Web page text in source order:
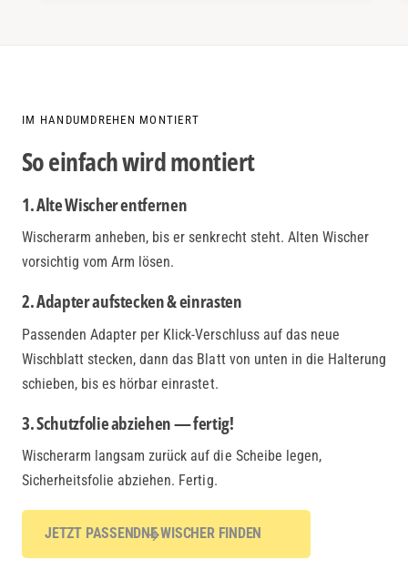
IM HANDUMDREHEN MONTIERT
So einfach wird montiert
1. Alte Wischer entfernen
Wischerarm anheben, bis er senkrecht steht. Alten Wischer
vorsichtig vom Arm lösen.
2. Adapter aufstecken & einrasten
Passenden Adapter per Klick-Verschluss auf das neue
Wischblatt stecken, dann das Blatt von unten in die Halterung
schieben, bis es hörbar einrastet.
3. Schutzfolie abziehen — fertig!
Wischerarm langsam zurück auf die Scheibe legen,
Sicherheitsfolie abziehen. Fertig.
JETZT PASSENDNE WISCHER FINDEN